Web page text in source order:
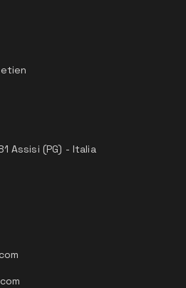
Assisi (PG) - Italia